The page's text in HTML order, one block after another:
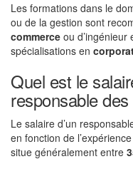
Les formations dans le
ou de la gestion sont
commerce ou
spécialisations en
Quel est le
responsable
Le salaire d’un
en fonction de
situe généralement entre